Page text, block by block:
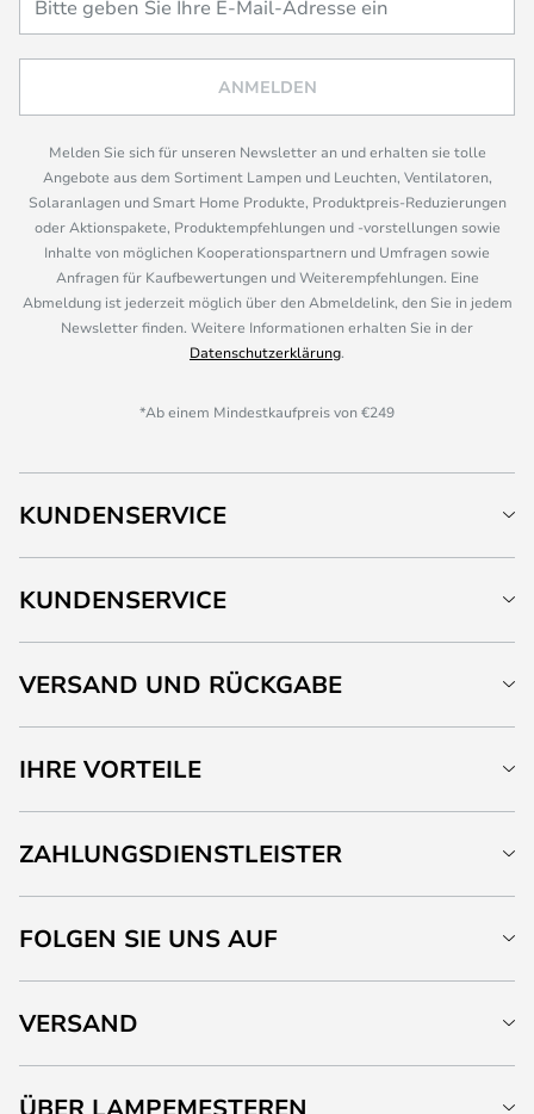
ANMELDEN
Melden Sie sich für unseren Newsletter an und erhalten sie tolle
Angebote aus dem Sortiment Lampen und Leuchten, Ventilatoren,
Solaranlagen und Smart Home Produkte, Produktpreis-Reduzierungen
oder Aktionspakete, Produktempfehlungen und -vorstellungen sowie
Inhalte von möglichen Kooperationspartnern und Umfragen sowie
Anfragen für Kaufbewertungen und Weiterempfehlungen. Eine
Abmeldung ist jederzeit möglich über den Abmeldelink, den Sie in jedem
Newsletter finden. Weitere Informationen erhalten Sie in der
Datenschutzerklärung.
*Ab einem Mindestkaufpreis von €249
KUNDENSERVICE
KUNDENSERVICE
VERSAND UND RÜCKGABE
IHRE VORTEILE
ZAHLUNGSDIENSTLEISTER
FOLGEN SIE UNS AUF
VERSAND
ÜBER LAMPEMESTEREN